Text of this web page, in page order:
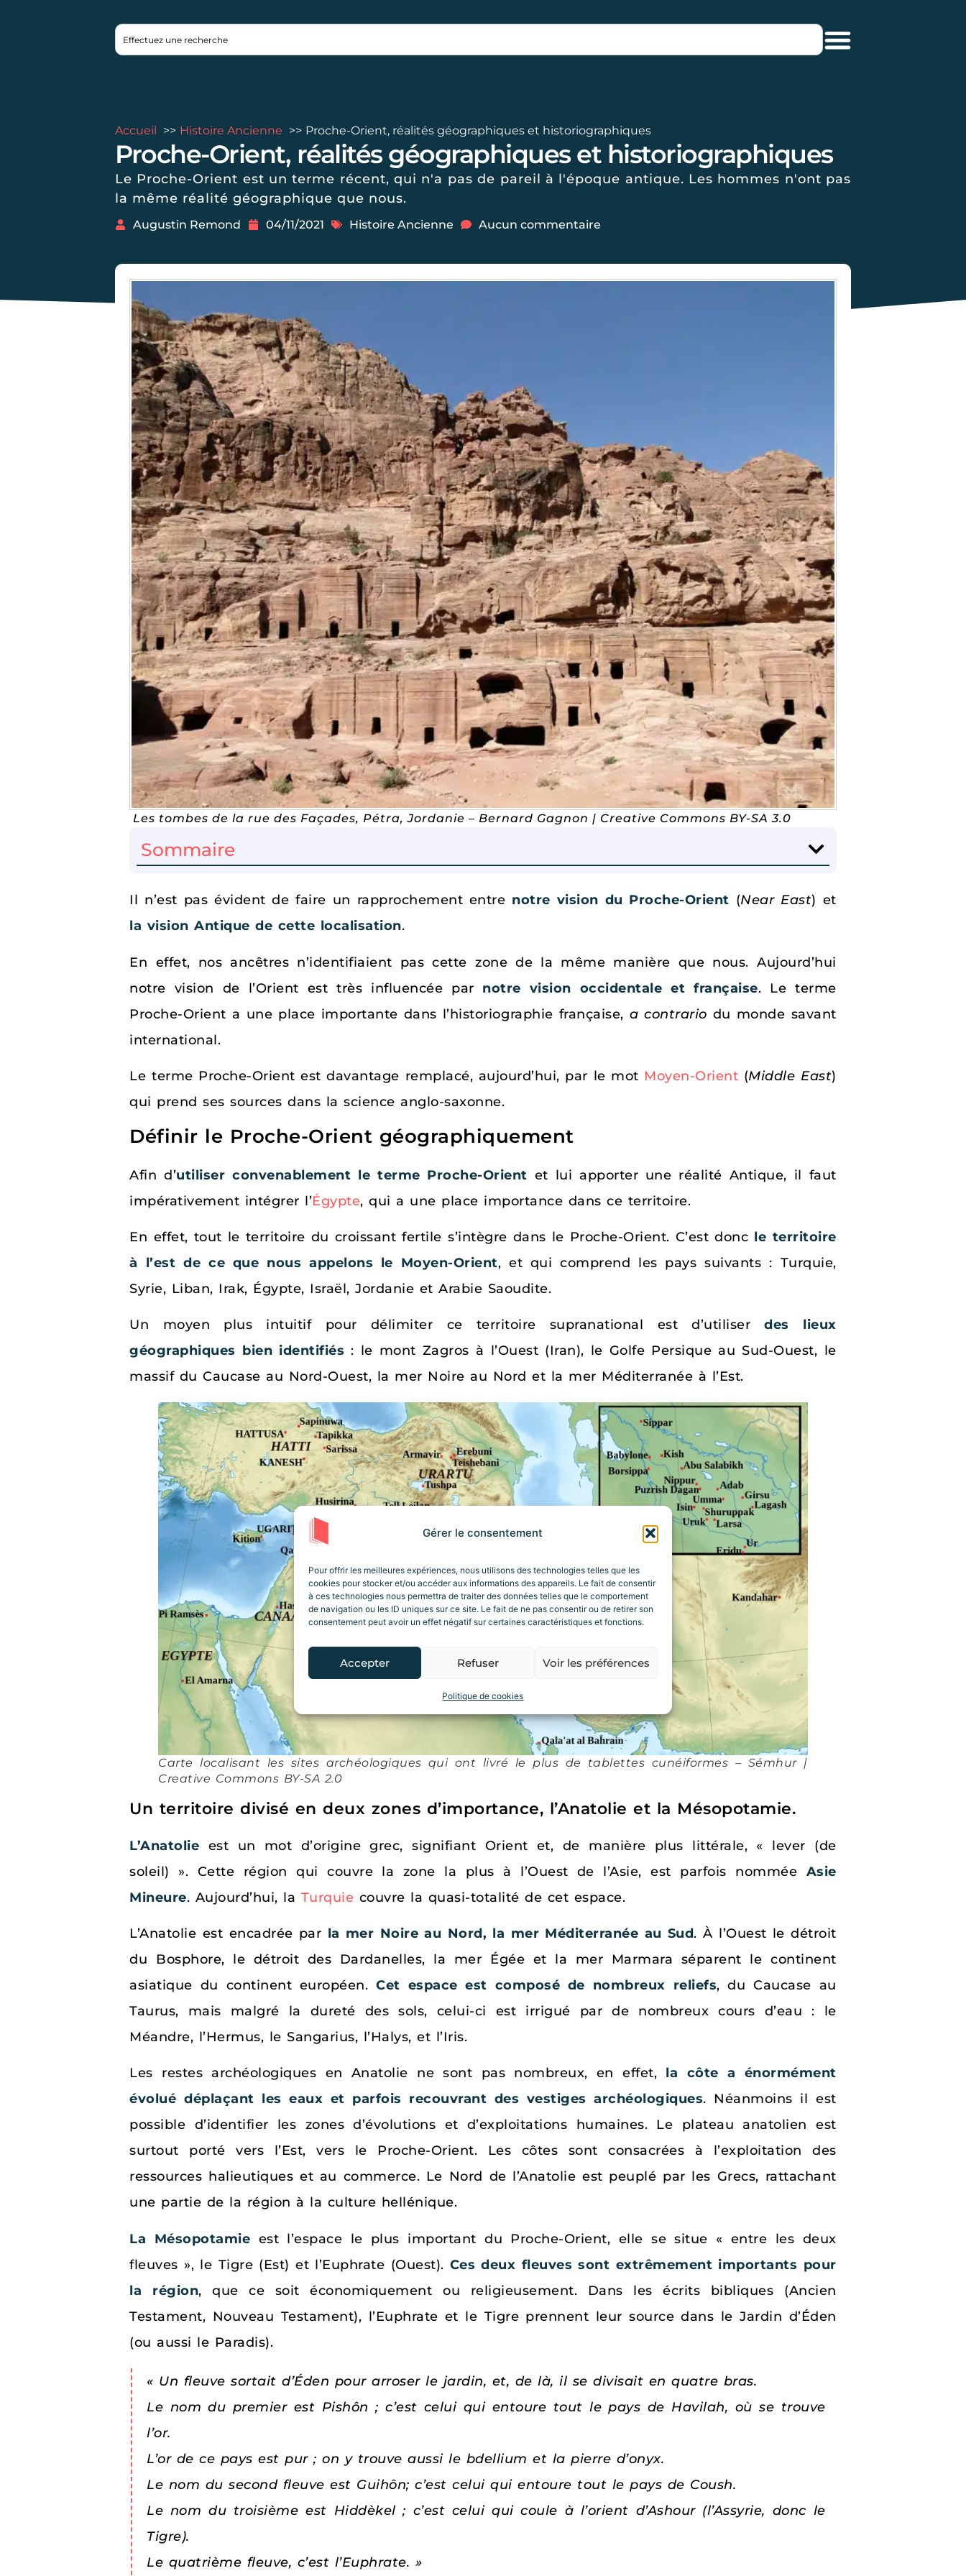
Gérer le consentement
Pour offrir les meilleures expériences, nous utilisons des technologies telles que les
cookies pour stocker et/ou accéder aux informations des appareils. Le fait de consentir
à ces technologies nous permettra de traiter des données telles que le comportement
de navigation ou les ID uniques sur ce site. Le fait de ne pas consentir ou de retirer son
consentement peut avoir un effet négatif sur certaines caractéristiques et fonctions.
Accepter Refuser Voir les préférences
Politique de cookies
Accueil Histoire Ancienne Proche-Orient, réalités géographiques et historiographiques
Proche-Orient, réalités géographiques et historiographiques
Le Proche-Orient est un terme récent, qui n'a pas de pareil à l'époque antique. Les hommes n'ont pas
la même réalité géographique que nous.
Augustin Remond 04/11/2021 Histoire Ancienne Aucun commentaire
Les tombes de la rue des Façades, Pétra, Jordanie – Bernard Gagnon | Creative Commons BY-SA 3.0
Sommaire
Il n’est pas évident de faire un rapprochement entre notre vision du Proche-Orient (Near East) et
la vision Antique de cette localisation.
En effet, nos ancêtres n’identifiaient pas cette zone de la même manière que nous. Aujourd’hui
notre vision de l’Orient est très influencée par notre vision occidentale et française. Le terme
Proche-Orient a une place importante dans l’historiographie française, a contrario du monde savant
international.
Le terme Proche-Orient est davantage remplacé, aujourd’hui, par le mot Moyen-Orient (Middle East)
qui prend ses sources dans la science anglo-saxonne.
Définir le Proche-Orient géographiquement
Afin d’utiliser convenablement le terme Proche-Orient et lui apporter une réalité Antique, il faut
impérativement intégrer l’Égypte, qui a une place importance dans ce territoire.
En effet, tout le territoire du croissant fertile s’intègre dans le Proche-Orient. C’est donc le territoire
à l’est de ce que nous appelons le Moyen-Orient, et qui comprend les pays suivants : Turquie,
Syrie, Liban, Irak, Égypte, Israël, Jordanie et Arabie Saoudite.
Un moyen plus intuitif pour délimiter ce territoire supranational est d’utiliserdes lieux
géographiques bien identifiés : le mont Zagros à l’Ouest (Iran), le Golfe Persique au Sud-Ouest, le
massif du Caucase au Nord-Ouest, la mer Noire au Nord et la mer Méditerranée à l’Est.
Carte localisant les sites archéologiques qui ont livré le plus de tablettes cunéiformes – Sémhur |
Creative Commons BY-SA 2.0
Un territoire divisé en deux zones d’importance, l’Anatolie et la Mésopotamie.
L’Anatolie est un mot d’origine grec, signifiant Orient et, de manière plus littérale, « lever (de
soleil) ». Cette région qui couvre la zone la plus à l’Ouest de l’Asie, est parfois nommée Asie
Mineure. Aujourd’hui, la Turquie couvre la quasi-totalité de cet espace.
L’Anatolie est encadrée par la mer Noire au Nord, la mer Méditerranée au Sud. À l’Ouest le détroit
du Bosphore, le détroit des Dardanelles, la mer Égée et la mer Marmara séparent le continent
asiatique du continent européen.Cet espace est composé de nombreux reliefs, du Caucase au
Taurus, mais malgré la dureté des sols, celui-ci est irrigué par de nombreux cours d’eau : le
Méandre, l’Hermus, le Sangarius, l’Halys, et l’Iris.
Les restes archéologiques en Anatolie ne sont pas nombreux, en effet, la côte a énormément
évolué déplaçant les eaux et parfois recouvrant des vestiges archéologiques. Néanmoins il est
possible d’identifier les zones d’évolutions et d’exploitations humaines. Le plateau anatolien est
surtout porté vers l’Est, vers le Proche-Orient. Les côtes sont consacrées à l’exploitation des
ressources halieutiques et au commerce. Le Nord de l’Anatolie est peuplé par les Grecs, rattachant
une partie de la région à la culture hellénique.
La Mésopotamie est l’espace le plus important du Proche-Orient, elle se situe « entre les deux
fleuves », le Tigre (Est) et l’Euphrate (Ouest). Ces deux fleuves sont extrêmement importants pour
la région, que ce soit économiquement ou religieusement. Dans les écrits bibliques (Ancien
Testament, Nouveau Testament), l’Euphrate et le Tigre prennent leur source dans le Jardin d’Éden
(ou aussi le Paradis).
« Un fleuve sortait d’Éden pour arroser le jardin, et, de là, il se divisait en quatre bras.
Le nom du premier est Pishôn ; c’est celui qui entoure tout le pays de Havilah, où se trouve
l’or.
L’or de ce pays est pur ; on y trouve aussi le bdellium et la pierre d’onyx.
Le nom du second fleuve est Guihôn; c’est celui qui entoure tout le pays de Coush.
Le nom du troisième est Hiddèkel ; c’est celui qui coule à l’orient d’Ashour (l’Assyrie, donc le
Tigre).
Le quatrième fleuve, c’est l’Euphrate. »